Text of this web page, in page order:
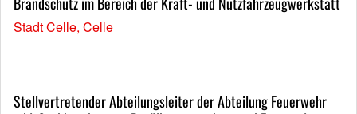
Stadt Celle, Celle
Stellvertretender Abteilungsleiter der Abteilung Feuerwehr